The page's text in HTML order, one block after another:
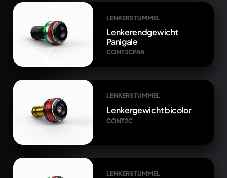
LENKERSTUMMEL
Lenkerendgewicht
Panigale
CONT3CPAN
LENKERSTUMMEL
Lenkergewicht bicolor
CONT2C
LENKERSTUMMEL